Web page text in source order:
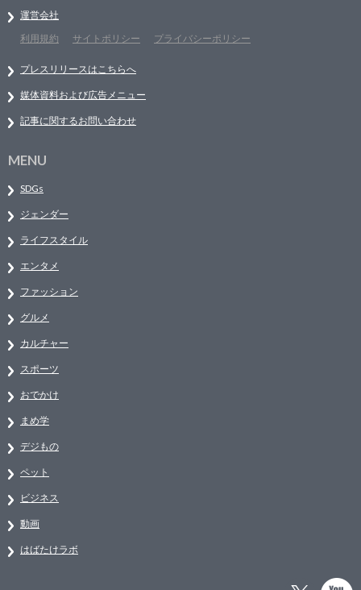
運営会社
利用規約
サイトポリシー プライバシーポリシー
プレスリリースはこちらへ
媒体資料および広告メニュー
記事に関するお問い合わせ
MENU
SDGs
ジェンダー
ライフスタイル
エンタメ
ファッション
グルメ
カルチャー
スポーツ
おでかけ
まめ学
デジもの
ペット
ビジネス
動画
はばたけラボ